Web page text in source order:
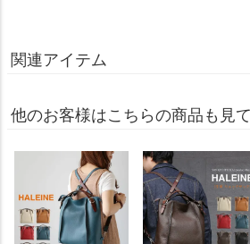
関連アイテム
他のお客様はこちらの商品も見